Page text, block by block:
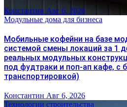
Константин Авг 6, 2026
Модульные дома для бизнеса
Мобильные кофейни на базе
системой смены локаций за 1
реальных модульных
под фудтраки и поп-ап кафе, с
транспортировкой)
Константин Авг 6, 2026
Технологии строительства